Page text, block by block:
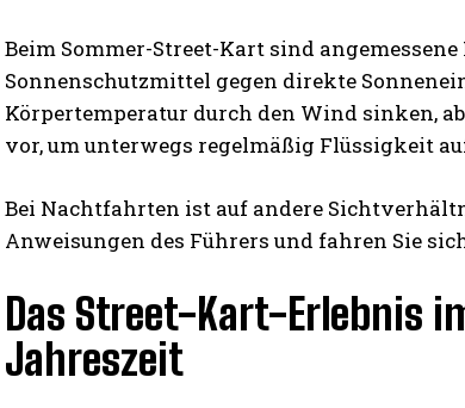
Beim Sommer-Street-Kart sind
Sonnenschutzmittel gegen direkte
Körpertemperatur durch den Wind sinken,
vor, um unterwegs regelmäßig Flüssigkeit
Bei Nachtfahrten ist auf andere
Anweisungen des Führers und fahren Sie
Das Street-Kart-Erlebnis
Jahreszeit